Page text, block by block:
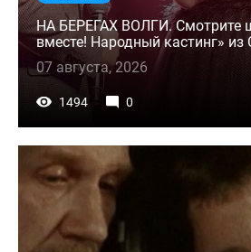
НА БЕРЕГАХ ВОЛГИ. Смотрите
вместе! Народный кастинг»
07 августа, 2026
1494 0